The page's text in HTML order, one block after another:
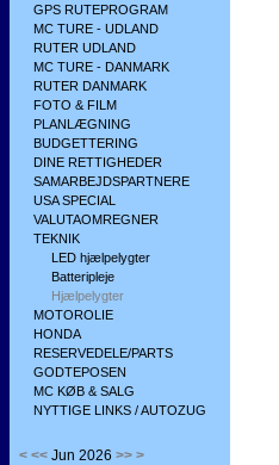
GPS RUTEPROGRAM
MC TURE - UDLAND
RUTER UDLAND
MC TURE - DANMARK
RUTER DANMARK
FOTO & FILM
PLANLÆGNING
BUDGETTERING
DINE RETTIGHEDER
SAMARBEJDSPARTNERE
USA SPECIAL
VALUTAOMREGNER
TEKNIK
LED hjælpelygter
Batteripleje
Hjælpelygter
MOTOROLIE
HONDA
RESERVEDELE/PARTS
GODTEPOSEN
MC KØB & SALG
NYTTIGE LINKS / AUTOZUG
< << Jun 2026 >> >